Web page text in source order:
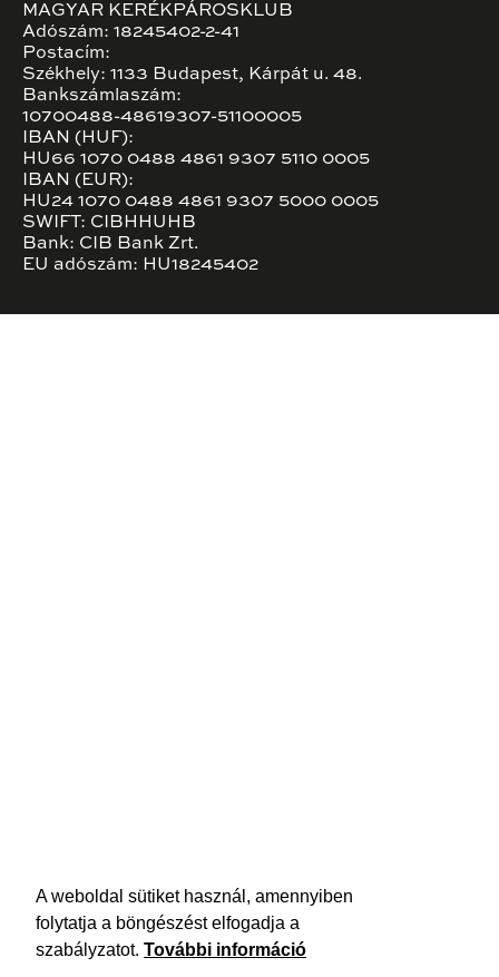
A weboldal sütiket használ, amennyiben
folytatja a böngészést elfogadja a
szabályzatot. További információ
MAGYAR KERÉKPÁROSKLUB
Adószám: 18245402-2-41
Postacím:
Székhely: 1133 Budapest, Kárpát u. 48.
Bankszámlaszám:
10700488-48619307-51100005
IBAN (HUF):
HU66 1070 0488 4861 9307 5110 0005
IBAN (EUR):
HU24 1070 0488 4861 9307 5000 0005
SWIFT: CIBHHUHB
Bank: CIB Bank Zrt.
EU adószám: HU18245402